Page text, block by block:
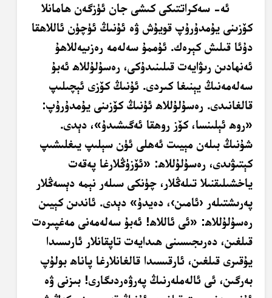
ئە- سەكراتتىكى كىشى جان ئۈزگەن ھامانلا
كۆزىنى يۇمدۇرۇپ قويۇش ۋە ئۇنىڭ ئۈچۈن ئاللاھقا
دۇئا قىلىش كېرەك. ئۇممۇ سەلەمە رەزىيەللاھۇ
ئەنھادىن رىۋايەت قىلىنىدۇكى، رەسۇلۇللاھ ئەبۇ
سەلەمەنىڭ يېنىغا كىردى. ئۇنىڭ كۆزى ئېچىلىپ
قالغانىدى. رەسۇلۇللاھ ئۇنىڭ كۆزىنى يۇمدۇرۇپ:
«روھ ئېلىنسا، كۆز روھقا ئەگىشىدۇ»، دېدى.
شۇنىڭ بىلەن مېيىت ئەھلى ئۈن سېلىپ يىغلىشىپ
كېتىۋىدى، رەسۇلۇللاھ: «ئۆزۈڭلارغا پەقەت
ياخشىلىقنىلا تىلەڭلار، چۈنكى سىلەر نېمە دېسەڭلار
پەرىشتىلەر ‹ئامىن›، دەيدۇ» دېدى. ئاندىن كېيىن
رەسۇلۇللاھ: «ئى ئاللاھ! ئەبۇ سەلەمەنى مەغپىرەت
قىلغىن، دەرىجىسىنى ھىدايەت تاپقانلار ئارىسىدا
يۇقىرى قىلغىن، ئارقىسىدا قالغانلارغا پاناھ بولۇپ
بەرگىن، ئى ئالەملەرنىڭ پەرۋەردىگارى! بىزنى ۋە